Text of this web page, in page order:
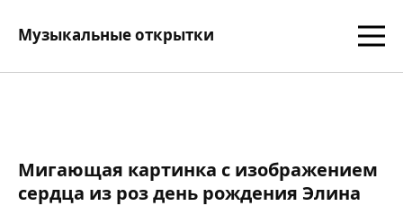
Музыкальные открытки
Мигающая картинка с изображением
сердца из роз день рождения Элина